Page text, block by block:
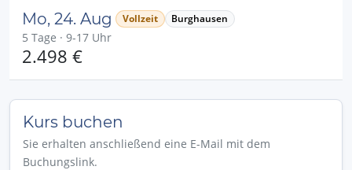
Mo, 24. Aug Vollzeit Burghausen
5 Tage · 9-17 Uhr
2.498 €
Kurs buchen
Sie erhalten anschließend eine E-Mail mit dem
Buchungslink.